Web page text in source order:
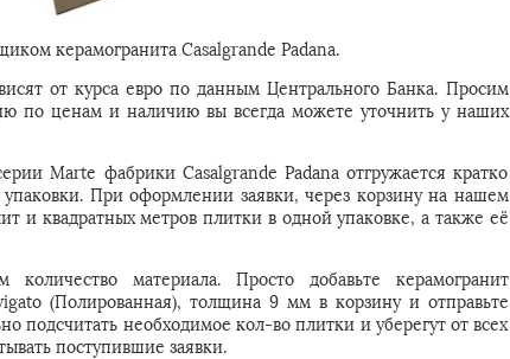
керамогранита Casalgrande Padana.
от курса евро по данным Центрального Банка. Просим
по ценам и наличию вы всегда можете уточнить у наших
Marte фабрики Casalgrande Padana отгружается кратко
упаковки. При оформлении заявки, через корзину на нашем
и квадратных метров плитки в одной упаковке, а также её
материала. Просто добавьте керамогранит
(Полированная), толщина 9 мм в корзину и отправьте
подсчитать необходимое кол-во плитки и уберегут от всех
поступившие заявки.